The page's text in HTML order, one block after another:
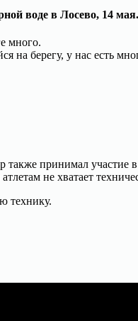
воде в Лосево, 14 мая.
много.
на берегу, у нас есть
также принимал участие
не хватает
технику.